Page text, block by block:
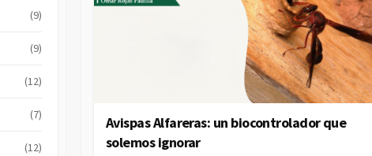
Avispas Alfareras: un biocontrolador que
solemos ignorar
(9)
(9)
(12)
(7)
(12)